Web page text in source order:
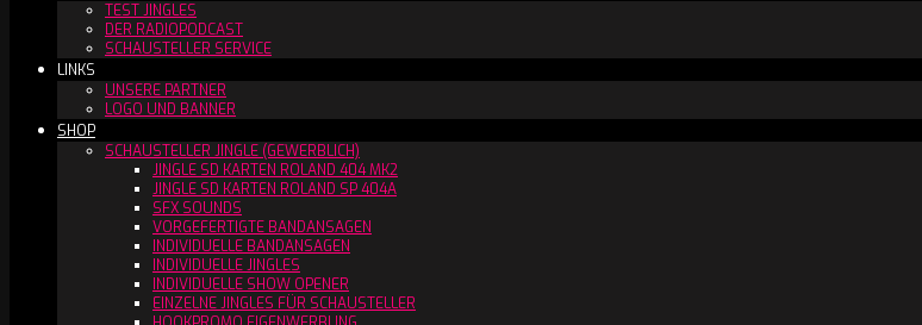
TEST JINGLES
DER RADIOPODCAST
SCHAUSTELLER SERVICE
LINKS
UNSERE PARTNER
LOGO UND BANNER
SHOP
SCHAUSTELLER JINGLE (GEWERBLICH)
JINGLE SD KARTEN ROLAND 404 MK2
JINGLE SD KARTEN ROLAND SP 404A
SFX SOUNDS
VORGEFERTIGTE BANDANSAGEN
INDIVIDUELLE BANDANSAGEN
INDIVIDUELLE JINGLES
INDIVIDUELLE SHOW OPENER
EINZELNE JINGLES FÜR SCHAUSTELLER